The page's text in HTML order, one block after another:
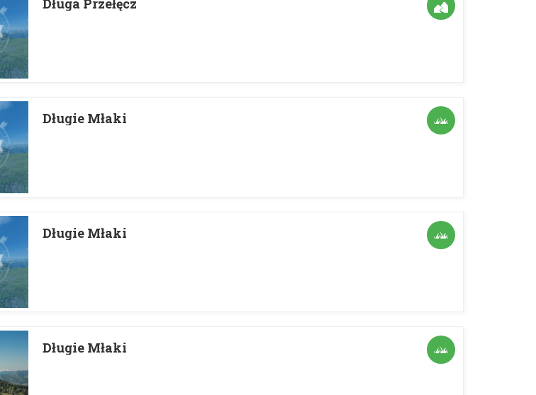
Długa Przełęcz
Długie Młaki
Długie Młaki
Długie Młaki